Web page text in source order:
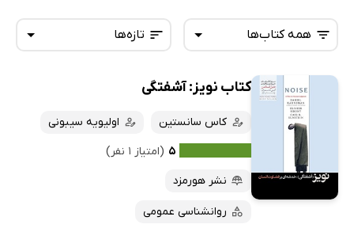
تازه‌ها
تازه‌ها
داغ‌ترین‌ها
پرفروش‌ها
ارزان ترین‌ها
همه کتاب‌ها
همه کتاب‌ها
کتاب‌های صوتی
کتاب‌های متنی
کتاب نویز: آشفتگی
کاس سانستین
اولیویه سیبونی
۵ (امتیاز ۱ نفر)
نشر هورمزد
روانشناسی عمومی